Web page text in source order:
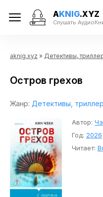
AKNIG.XYZ
Слушать
aknig.xyz » Детективы,
Остров грехов
Жанр: Детективы,
Автор:
Год: 2026
Читает: